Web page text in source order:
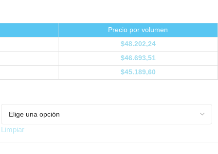
Precio por volumen
$48.202,24
$46.693,51
$45.189,60
Limpiar